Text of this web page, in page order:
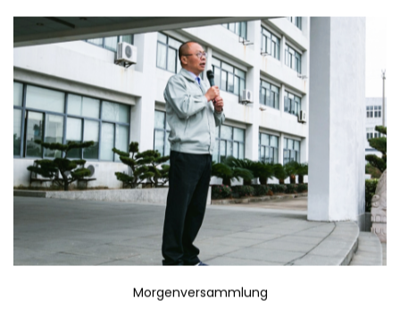
Morgenversammlung